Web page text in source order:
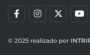
© 2025 realizado por